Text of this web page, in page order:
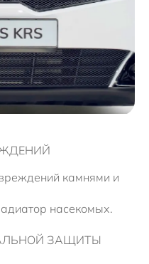
камнями и
насекомых.
ЗАЩИТЫ